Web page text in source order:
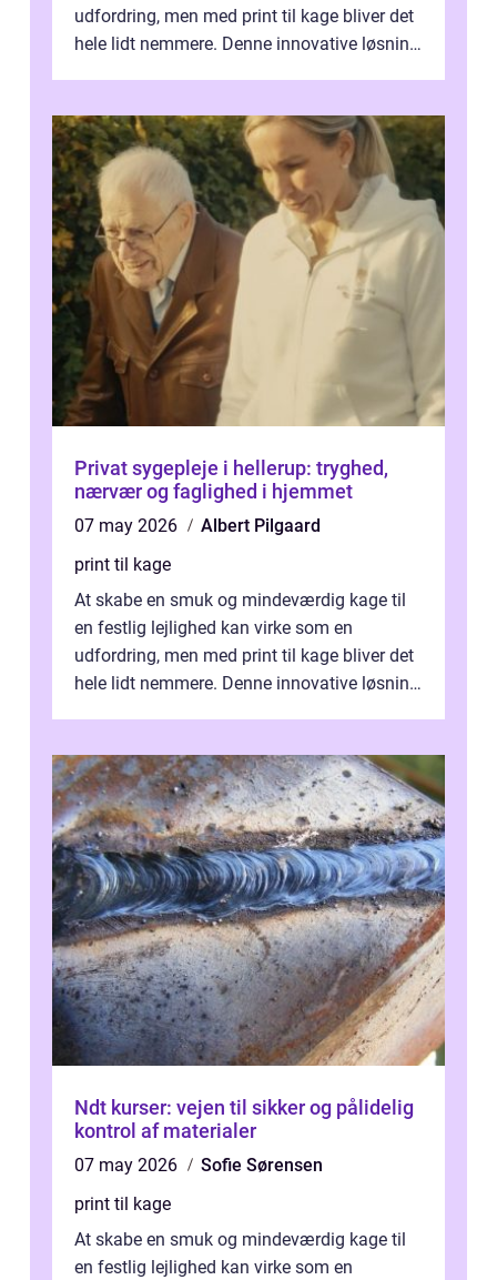
udfordring, men med print til kage bliver det
hele lidt nemmere. Denne innovative løsning
Privat sygepleje i hellerup: tryghed,
nærvær og faglighed i hjemmet
07 may 2026
Albert Pilgaard
print til kage
At skabe en smuk og mindeværdig kage til
en festlig lejlighed kan virke som en
udfordring, men med print til kage bliver det
hele lidt nemmere. Denne innovative løsning
Ndt kurser: vejen til sikker og pålidelig
kontrol af materialer
07 may 2026
Sofie Sørensen
print til kage
At skabe en smuk og mindeværdig kage til
en festlig lejlighed kan virke som en